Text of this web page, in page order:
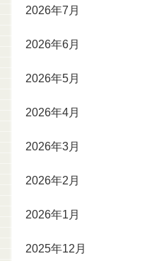
2026年7月
2026年6月
2026年5月
2026年4月
2026年3月
2026年2月
2026年1月
2025年12月